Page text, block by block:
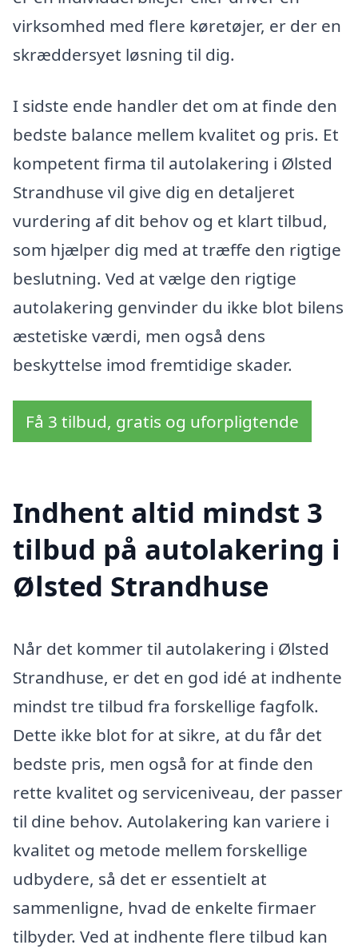
virksomhed med flere køretøjer, er der en
skræddersyet løsning til dig.
I sidste ende handler det om at finde den
bedste balance mellem kvalitet og pris. Et
kompetent firma til autolakering i Ølsted
Strandhuse vil give dig en detaljeret
vurdering af dit behov og et klart tilbud,
som hjælper dig med at træffe den rigtige
beslutning. Ved at vælge den rigtige
autolakering genvinder du ikke blot bilens
æstetiske værdi, men også dens
beskyttelse imod fremtidige skader.
Få 3 tilbud, gratis og uforpligtende
Indhent altid mindst 3
tilbud på autolakering i
Ølsted Strandhuse
Når det kommer til autolakering i Ølsted
Strandhuse, er det en god idé at indhente
mindst tre tilbud fra forskellige fagfolk.
Dette ikke blot for at sikre, at du får det
bedste pris, men også for at finde den
rette kvalitet og serviceniveau, der passer
til dine behov. Autolakering kan variere i
kvalitet og metode mellem forskellige
udbydere, så det er essentielt at
sammenligne, hvad de enkelte firmaer
tilbyder. Ved at indhente flere tilbud kan